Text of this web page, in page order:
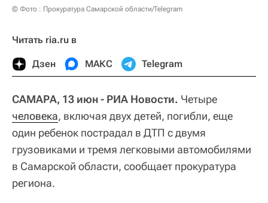
© Фото : Прокуратура Самарской области/Telegram
Читать ria.ru в
Дзен МАКС Telegram
САМАРА, 13 июн - РИА Новости. Четыре
человека, включая двух детей, погибли, еще
один ребенок пострадал в ДТП с двумя
грузовиками и тремя легковыми автомобилями
в Самарской области, сообщает прокуратура
региона.